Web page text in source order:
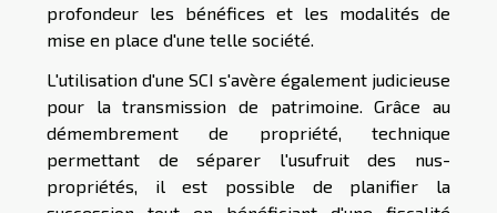
profondeur les bénéfices et les modalités de
mise en place d'une telle société.
L'utilisation d'une SCI s'avère également judicieuse
pour la transmission de patrimoine. Grâce au
démembrement de propriété, technique
permettant de séparer l'usufruit des nus-
propriétés, il est possible de planifier la